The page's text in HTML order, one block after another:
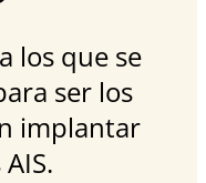
los que se
ser los
implantar